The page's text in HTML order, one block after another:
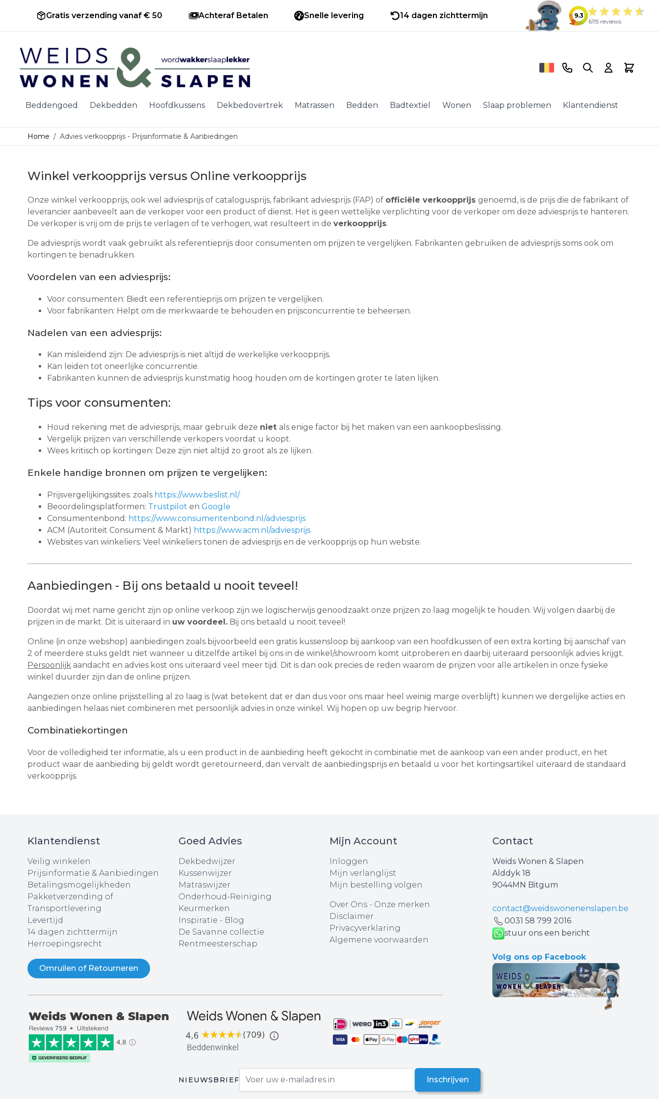
Gratis verzending vanaf € 50 Achteraf Betalen Snelle levering 14 dagen zichttermijn
9.3
6115 reviews
Ga naar de inhoud
Beddengoed Dekbedden Hoofdkussens Dekbedovertrek Matrassen Bedden Badtextiel Wonen Slaap problemen Klantendienst
Telefoonnummer
Search Cart
Home / Advies verkoopprijs - Prijsinformatie & Aanbiedingen
Winkel verkoopprijs versus Online verkoopprijs
Onze winkel verkoopprijs, ook wel adviesprijs of catalogusprijs, fabrikant adviesprijs (FAP) of officiële verkoopprijs genoemd, is de prijs die de fabrikant of
leverancier aanbeveelt aan de verkoper voor een product of dienst. Het is geen wettelijke verplichting voor de verkoper om deze adviesprijs te hanteren.
De verkoper is vrij om de prijs te verlagen of te verhogen, wat resulteert in de verkoopprijs.
De adviesprijs wordt vaak gebruikt als referentieprijs door consumenten om prijzen te vergelijken. Fabrikanten gebruiken de adviesprijs soms ook om
kortingen te benadrukken.
Voordelen van een adviesprijs:
Voor consumenten: Biedt een referentieprijs om prijzen te vergelijken.
Voor fabrikanten: Helpt om de merkwaarde te behouden en prijsconcurrentie te beheersen.
Nadelen van een adviesprijs:
Kan misleidend zijn: De adviesprijs is niet altijd de werkelijke verkoopprijs.
Kan leiden tot oneerlijke concurrentie.
Fabrikanten kunnen de adviesprijs kunstmatig hoog houden om de kortingen groter te laten lijken.
Tips voor consumenten:
Houd rekening met de adviesprijs, maar gebruik deze niet als enige factor bij het maken van een aankoopbeslissing.
Vergelijk prijzen van verschillende verkopers voordat u koopt.
Wees kritisch op kortingen: Deze zijn niet altijd zo groot als ze lijken.
Enkele handige bronnen om prijzen te vergelijken:
Prijsvergelijkingssites: zoals https://www.beslist.nl/
Beoordelingsplatformen: Trustpilot en Google
Consumentenbond: https://www.consumentenbond.nl/adviesprijs
ACM (Autoriteit Consument & Markt) https://www.acm.nl/adviesprijs
Websites van winkeliers: Veel winkeliers tonen de adviesprijs en de verkoopprijs op hun website.
Aanbiedingen - Bij ons betaald u nooit teveel!
Doordat wij met name gericht zijn op online verkoop zijn we logischerwijs genoodzaakt onze prijzen zo laag mogelijk te houden. Wij volgen daarbij de
prijzen in de markt. Dit is uiteraard in uw voordeel. Bij ons betaald u nooit teveel!
Online (in onze webshop) aanbiedingen zoals bijvoorbeeld een gratis kussensloop bij aankoop van een hoofdkussen of een extra korting bij aanschaf van
2 of meerdere stuks geldt niet wanneer u ditzelfde artikel bij ons in de winkel/showroom komt uitproberen en daarbij uiteraard persoonlijk advies krijgt.
Persoonlijk aandacht en advies kost ons uiteraard veel meer tijd. Dit is dan ook precies de reden waarom de prijzen voor alle artikelen in onze fysieke
winkel duurder zijn dan de online prijzen.
Aangezien onze online prijsstelling al zo laag is (wat betekent dat er dan dus voor ons maar heel weinig marge overblijft) kunnen we dergelijke acties en
aanbiedingen helaas niet combineren met persoonlijk advies in onze winkel. Wij hopen op uw begrip hiervoor.
Combinatiekortingen
Voor de volledigheid ter informatie, als u een product in de aanbieding heeft gekocht in combinatie met de aankoop van een ander product, en het
product waar de aanbieding bij geldt wordt geretourneerd, dan vervalt de aanbiedingsprijs en betaald u voor het kortingsartikel uiteraard de standaard
verkoopprijs.
Klantendienst
Veilig winkelen
Prijsinformatie & Aanbiedingen
Betalingsmogelijkheden
Pakketverzending of
Transportlevering
Levertijd
14 dagen zichttermijn
Herroepingsrecht
Omruilen of Retourneren
Goed Advies
Dekbedwijzer
Kussenwijzer
Matraswijzer
Onderhoud-Reiniging
Keurmerken
Inspiratie - Blog
De Savanne collectie
Rentmeesterschap
Mijn Account
Inloggen
Mijn verlanglijst
Mijn bestelling volgen
Over Ons- Onze merken
Disclaimer
Privacyverklaring
Algemene voorwaarden
Contact
Weids Wonen & Slapen
Alddyk 18
9044MN Bitgum
contact@weidswonenenslapen.be
0031 ‪58 799 2016‬
stuur ons een bericht
Volg ons op Facebook
NIEUWSBRIEF
E-mail adres
Inschrijven